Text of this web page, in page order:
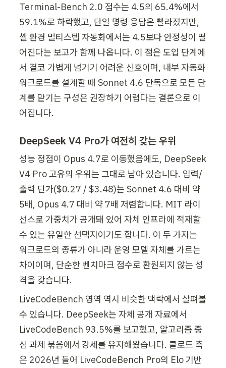
Terminal-Bench 2.0 점수는 4.5의 65.4%에서
59.1%로 하락했고, 단일 명령 응답은 빨라졌지만,
셸 환경 멀티스텝 자동화에서는 4.5보다 안정성이 떨
어진다는 보고가 함께 나옵니다. 이 점은 도입 단계에
서 결코 가볍게 넘기기 어려운 신호이며, 내부 자동화
워크로드를 설계할 때 Sonnet 4.6 단독으로 모든 단
계를 맡기는 구성은 권장하기 어렵다는 결론으로 이
어집니다.
DeepSeek V4 Pro가 여전히 갖는 우위
성능 정점이 Opus 4.7로 이동했음에도, DeepSeek
V4 Pro 고유의 우위는 그대로 남아 있습니다. 입력/
출력 단가($0.27 / $3.48)는 Sonnet 4.6 대비 약
5배, Opus 4.7 대비 약 7배 저렴합니다. MIT 라이
선스로 가중치가 공개돼 있어 자체 인프라에 적재할
수 있는 유일한 선택지이기도 합니다. 이 두 가지는
워크로드의 종류가 아니라 운영 모델 자체를 가르는
차이이며, 단순한 벤치마크 점수로 환원되지 않는 성
격을 갖습니다.
LiveCodeBench 영역 역시 비슷한 맥락에서 살펴볼
수 있습니다. DeepSeek는 자체 공개 자료에서
LiveCodeBench 93.5%를 보고했고, 알고리즘 중
심 과제 묶음에서 강세를 유지해왔습니다. 클로드 측
은 2026년 들어 LiveCodeBench Pro의 Elo 기반